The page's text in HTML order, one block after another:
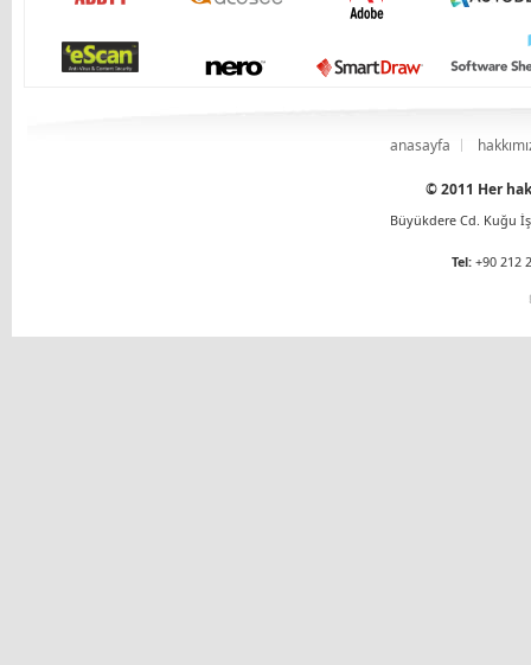
anasayfa
© 2011 Her
Büyükdere Cd. Kuğu
Tel: +90 212